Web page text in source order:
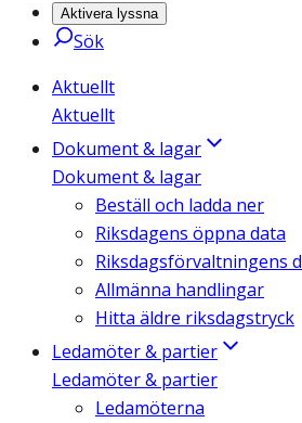
Aktivera lyssna
Sök
Aktuellt
Aktuellt
Dokument & lagar
Dokument & lagar
Beställ och ladda ner
Riksdagens öppna data
Riksdagsförvaltningens
Allmänna handlingar
Hitta äldre riksdagstryck
Ledamöter & partier
Ledamöter & partier
Ledamöterna